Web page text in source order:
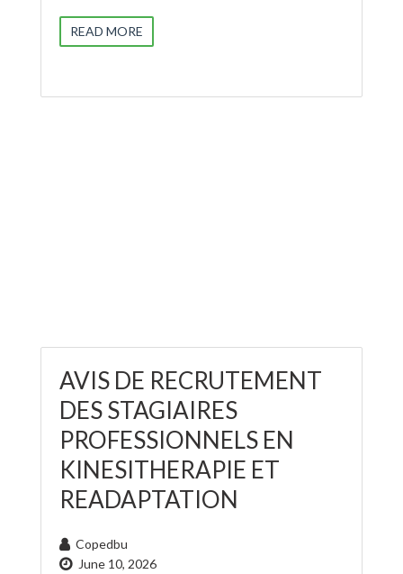
READ MORE
AVIS DE RECRUTEMENT
DES STAGIAIRES
PROFESSIONNELS EN
KINESITHERAPIE ET
READAPTATION
Copedbu
June 10, 2026